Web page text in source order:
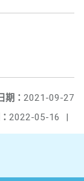
期： 2021-09-27
2022-05-16 |